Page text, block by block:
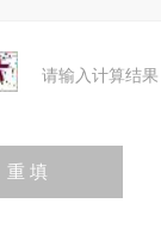
请输入计算结